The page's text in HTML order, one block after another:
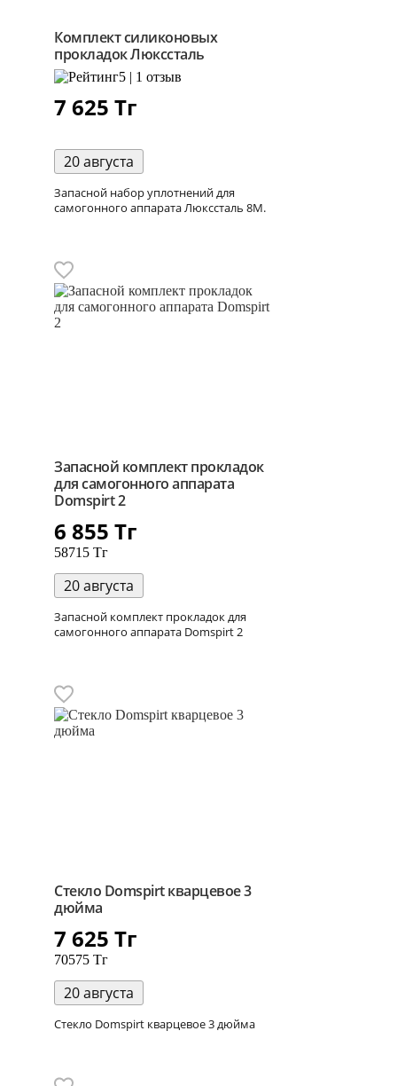
Комплект силиконовых
прокладок Люкссталь
5 | 1 отзыв
7 625 Тг
20 августа
Запасной набор уплотнений для
самогонного аппарата Люкссталь 8М.
Запасной комплект прокладок
для самогонного аппарата
Domspirt 2
6 855 Тг
58715 Тг
20 августа
Запасной комплект прокладок для
самогонного аппарата Domspirt 2
Стекло Domspirt кварцевое 3
дюйма
7 625 Тг
70575 Тг
20 августа
Стекло Domspirt кварцевое 3 дюйма